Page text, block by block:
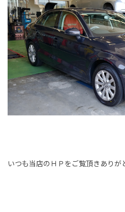
いつも当店のＨＰをご覧頂きありが